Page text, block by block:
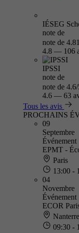
IÉSEG
note de
note de
4.8 — 106
IPSSI
note de
note de
4.6 — 63
Tous les avis
PROCHAINS
09
Septembre
Événement
EPMT -
Paris
13:00 -
04
Novembre
Événement
ECOR
Nanterre
09:30 -